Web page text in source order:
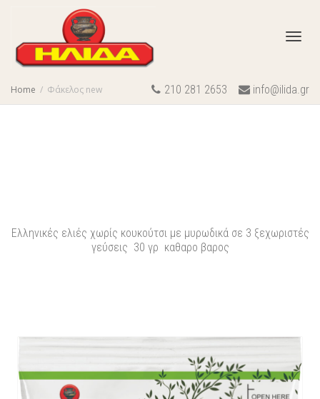
Home Φάκελος new 210 281 2653 info@ilida.gr
Ελληνικές ελιές χωρίς κουκούτσι με μυρωδικά σε 3 ξεχωριστές
γεύσεις 30 γρ καθαρο βαρος